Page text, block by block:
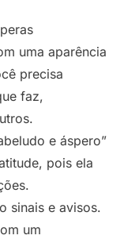
uma aparência
precisa
faz,
e áspero”
pois ela
sinais e avisos.
um